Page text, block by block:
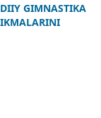
GIMNASTIKA